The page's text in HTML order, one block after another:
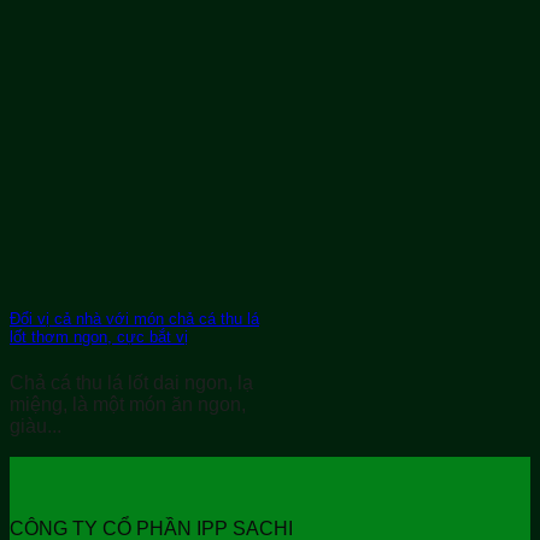
Đổi vị cả nhà với món chả cá thu lá
lốt thơm ngon, cực bắt vị
Chả cá thu lá lốt dai ngon, lạ
miệng, là một món ăn ngon,
giàu...
CÔNG TY CỔ PHẦN IPP SACHI